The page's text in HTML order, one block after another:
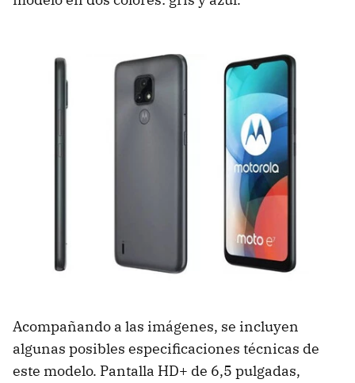
Acompañando a las imágenes, se incluyen
algunas posibles especificaciones técnicas de
este modelo. Pantalla HD+ de 6,5 pulgadas,